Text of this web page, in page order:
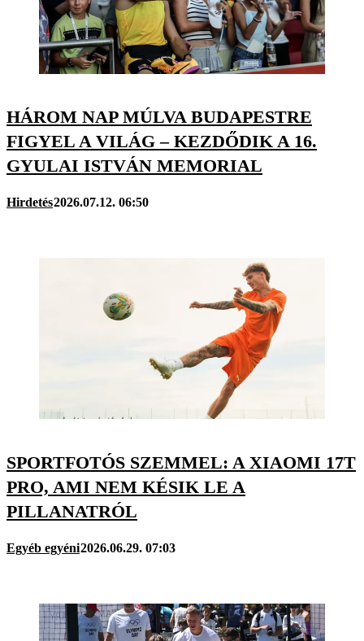
HÁROM NAP MÚLVA BUDAPESTRE
FIGYEL A VILÁG – KEZDŐDIK A 16.
GYULAI ISTVÁN MEMORIAL
Hirdetés2026.07.12. 06:50
SPORTFOTÓS SZEMMEL: A XIAOMI 17T
PRO, AMI NEM KÉSIK LE A
PILLANATRÓL
Egyéb egyéni2026.06.29. 07:03